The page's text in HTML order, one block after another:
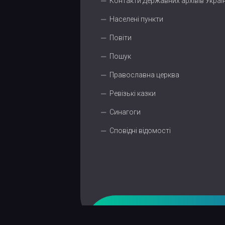
Населені пункти
Повіти
Пошук
Православна церква
Ревізькі казки
Синагоги
Сповідні відомості